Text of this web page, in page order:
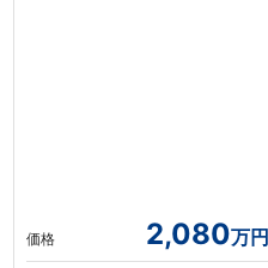
価格 2,080万円